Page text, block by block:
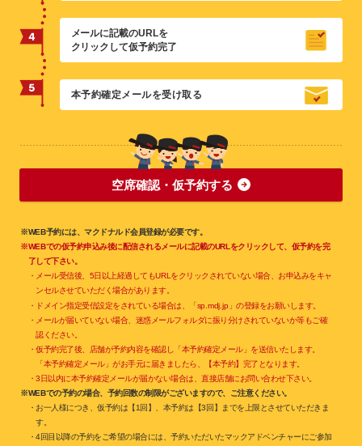
メールに記載のURLを
クリックして仮予約完了
本予約確定メールを受け取る
空席確認・仮予約する
※WEB予約には、マクドナルド会員登録が必要です。
※WEBでの仮予約申込み後に配信されるメールに記載のURLをクリックして、仮予約を完
了して下さい。
・メール受信後、5日以上経過してもURLをクリックされていない場合、お申込みをキャ
ンセルさせていただく場合があります。
・ドメイン指定受信設定をされている場合は、「sp.mdj.jp」の登録をお願いします。
・メールが届いていない場合、迷惑メールフォルダに振り分けされていないか等もご確
認ください。
・仮予約完了後、店舗が予約内容を確認し「本予約確定メール」を送信いたします。
「本予約確定メール」がお手元に届きましたら、【本予約】完了となります。
・3日以内に本予約確定メールが届かない場合は、直接店舗にお問い合わせ下さい。
※WEBでの予約の場合、予約回数の制限がございますので、ご注意ください。
・お一人様につき、仮予約は【1回】、本予約は【3回】までを上限とさせていただきま
す。
・4回目以降の予約をご希望の場合には、予約いただいたマックアドベンチャーにご参加